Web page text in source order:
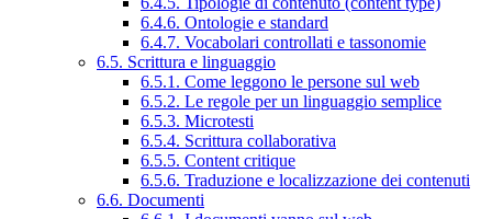
6.4.6. Ontologie e standard
6.4.7. Vocabolari controllati e tassonomie
6.5. Scrittura e linguaggio
6.5.1. Come leggono le persone sul web
6.5.2. Le regole per un linguaggio semplice
6.5.3. Microtesti
6.5.4. Scrittura collaborativa
6.5.5. Content critique
6.5.6. Traduzione e localizzazione dei contenuti
6.6. Documenti